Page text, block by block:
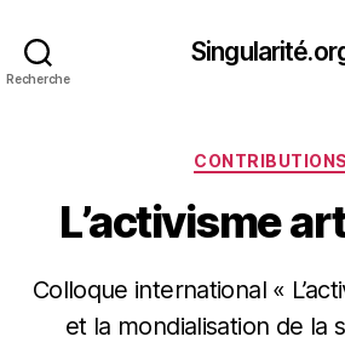
Recherche
CONTRIBUTIONS
L’activisme
Colloque international «
et la mondialisation de la